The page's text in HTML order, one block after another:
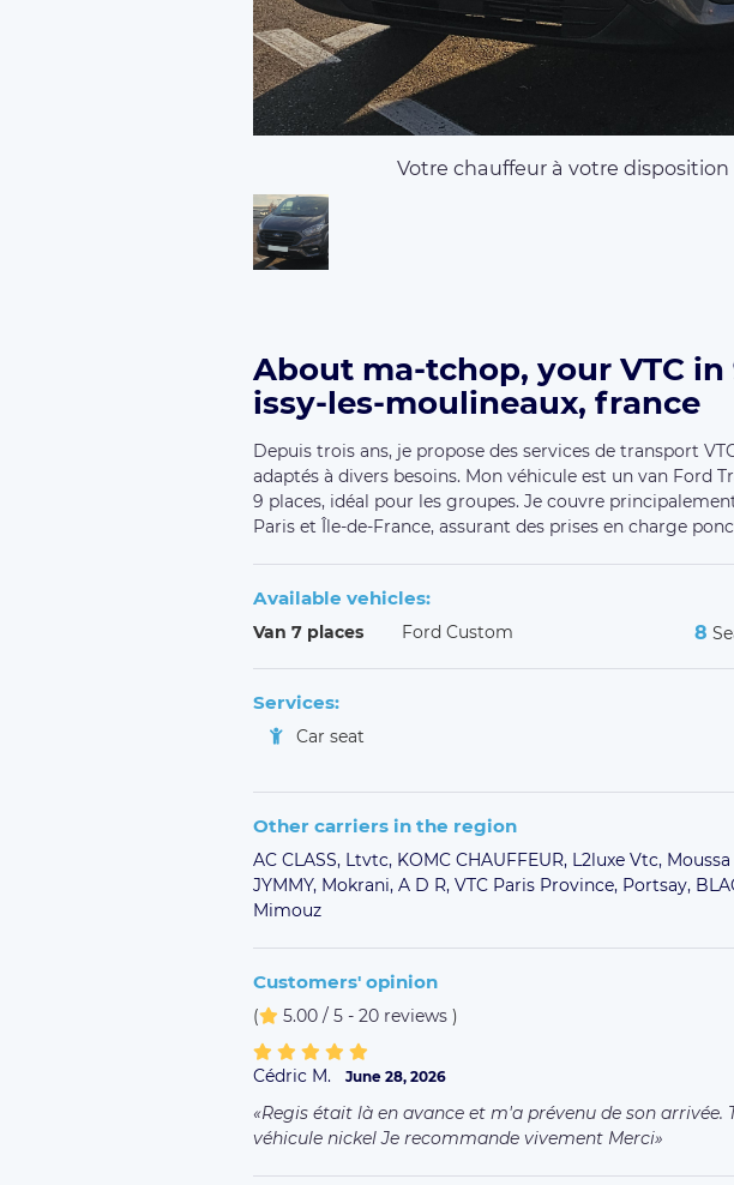
Votre chauffeur à votre disposition
About ma-tchop, your VTC in
issy-les-moulineaux, france
Depuis trois ans, je propose des services de transport
adaptés à divers besoins. Mon véhicule est un van Ford
9 places, idéal pour les groupes. Je couvre
Paris et Île-de-France, assurant des prises en charge
Available vehicles:
Van 7 places Ford Custom 8
Services:
Car seat
Other carriers in the region
AC CLASS, Ltvtc, KOMC CHAUFFEUR, L2luxe Vtc,
JYMMY, Mokrani, A D R, VTC Paris Province, Portsay,
Mimouz
Customers' opinion
( 5.00 / 5 - 20 reviews )
Cédric M. June 28, 2026
Regis était là en avance et m'a prévenu de son arrivée.
véhicule nickel Je recommande vivement Merci